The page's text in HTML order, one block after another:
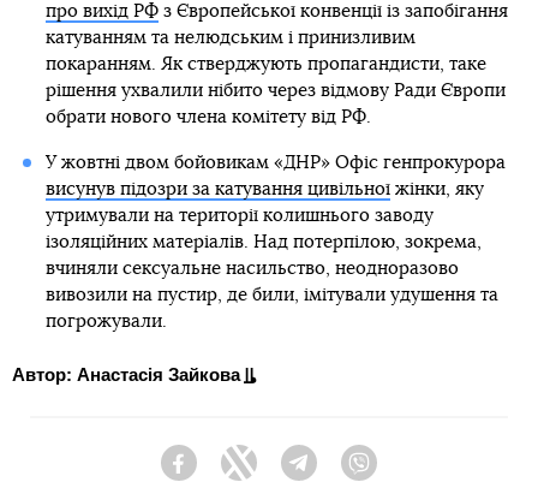
про вихід РФз Європейської конвенції із запобігання
катуванням та нелюдським і принизливим
покаранням. Як стверджують пропагандисти, таке
рішення ухвалили нібито через відмову Ради Європи
обрати нового члена комітету від РФ.
У жовтні двом бойовикам «ДНР» Офіс генпрокурора
висунув підозри за катування цивільноїжінки, яку
утримували на території колишнього заводу
ізоляційних матеріалів. Над потерпілою, зокрема,
вчиняли сексуальне насильство, неодноразово
вивозили на пустир, де били, імітували удушення та
погрожували.
Автор: Анастасія Зайкова
FacebookTwitter Telegram